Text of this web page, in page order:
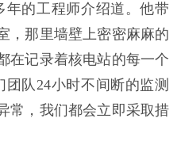
年的工程师介绍道。他带
，那里墙壁上密密麻麻的
在记录着核电站的每一个
队24小时不间断的监测
常，我们都会立即采取措